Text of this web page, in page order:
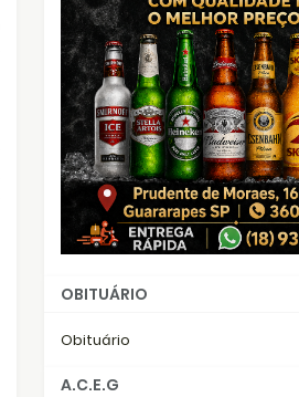
OBITUÁRIO
Obituário
A.C.E.G